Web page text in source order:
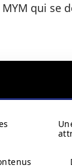
qui